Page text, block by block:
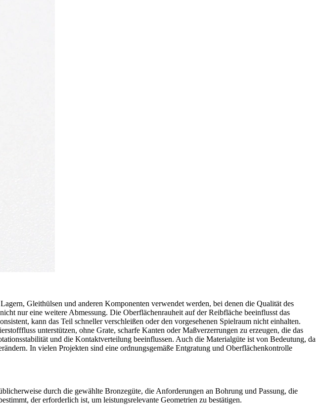
Gleithülsen und anderen Komponenten verwendet werden, bei denen die Qualität des
nur eine weitere Abmessung. Die Oberflächenrauheit auf der Reibfläche beeinflusst das
kann das Teil schneller verschleißen oder den vorgesehenen Spielraum nicht einhalten.
unterstützen, ohne Grate, scharfe Kanten oder Maßverzerrungen zu erzeugen, die das
und die Kontaktverteilung beeinflussen. Auch die Materialgüte ist von Bedeutung, da
In vielen Projekten sind eine ordnungsgemäße Entgratung und Oberflächenkontrolle
durch die gewählte Bronzegüte, die Anforderungen an Bohrung und Passung, die
der erforderlich ist, um leistungsrelevante Geometrien zu bestätigen.